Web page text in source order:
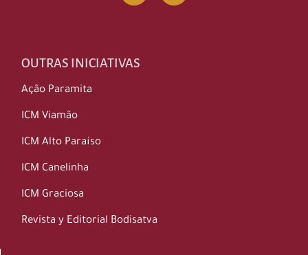
OUTRAS INICIATIVAS
Ação Paramita
ICM Viamão
ICM Alto Paraíso
ICM Canelinha
ICM Graciosa
Revista y Editorial Bodisatva